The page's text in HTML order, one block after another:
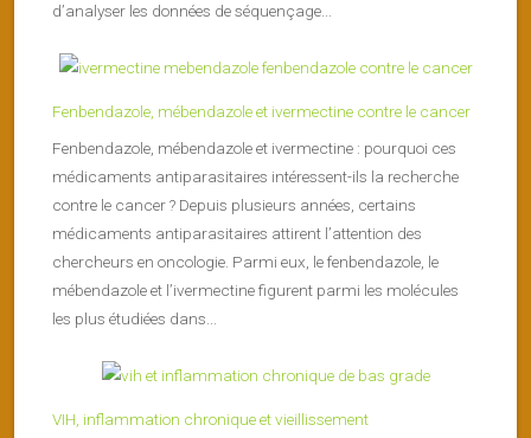
d’analyser les données de séquençage...
Fenbendazole, mébendazole et ivermectine contre le cancer
Fenbendazole, mébendazole et ivermectine : pourquoi ces
médicaments antiparasitaires intéressent-ils la recherche
contre le cancer ? Depuis plusieurs années, certains
médicaments antiparasitaires attirent l’attention des
chercheurs en oncologie. Parmi eux, le fenbendazole, le
mébendazole et l’ivermectine figurent parmi les molécules
les plus étudiées dans...
VIH, inflammation chronique et vieillissement